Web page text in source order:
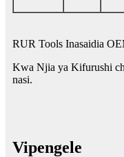
RUR Tools Inasaidia
Kwa Njia ya Kifurushi
nasi.
Vipengele